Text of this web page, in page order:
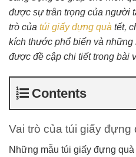
được sự trân trọng của người
trò của túi giấy đựng quà tết,
kích thước phổ biến và những
được đề cập chi tiết trong bài
Contents
Vai trò của túi giấy đựng
Những mẫu túi giấy đựng